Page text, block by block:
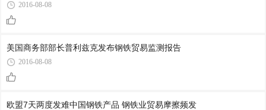
2016-08-08
美国商务部部长普利兹克发布钢铁贸易监测报告
2016-08-08
欧盟7天两度发难中国钢铁产品 钢铁业贸易摩擦频发